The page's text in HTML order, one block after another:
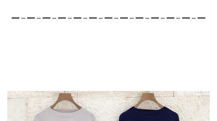
━－━－━－━－━－━－━－━－━－━－━－━－━